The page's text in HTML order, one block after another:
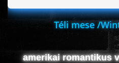
Téli mese /
amerikai romantikus